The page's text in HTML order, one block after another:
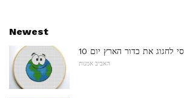
Newest
לחגוג את כדור הארץ יום
האביב אמנות